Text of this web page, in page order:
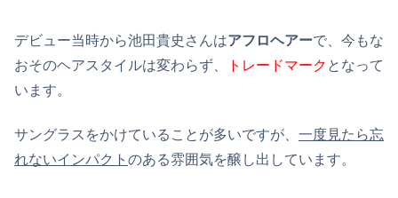
デビュー当時から池田貴史さんはアフロヘアーで、今もな
おそのヘアスタイルは変わらず、
トレードマーク となって
います。
サングラスをかけていることが多いですが、 一度見たら忘
れないインパクト のある雰囲気を醸し出しています。